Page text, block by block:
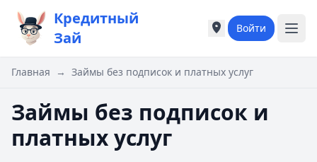
Кредитный
Зай
Города России
Москва
Казань
Города России
Москва
Казань
Войти
Главная → Займы без подписок и платных услуг
Займы без подписок и
платных услуг